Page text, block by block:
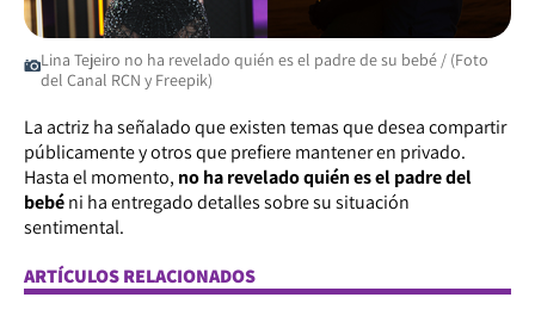
Lina Tejeiro no ha revelado quién es el padre de su bebé / (Foto
del Canal RCN y Freepik)
La actriz ha señalado que existen temas que desea compartir
públicamente y otros que prefiere mantener en privado.
Hasta el momento, no ha revelado quién es el padre del
bebéni ha entregado detalles sobre su situación
sentimental.
ARTÍCULOS RELACIONADOS